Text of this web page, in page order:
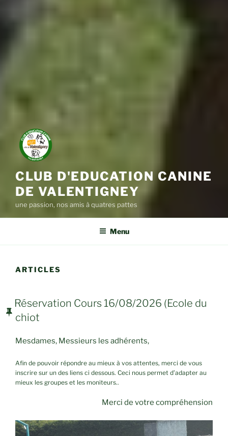
CLUB D'EDUCATION CANINE
DE VALENTIGNEY
une passion, nos amis à quatres pattes
Menu
ARTICLES
PUBLIÉ
LE
Réservation Cours 16/08/2026 (Ecole du
chiot
Mesdames, Messieurs les adhérents,
Afin de pouvoir répondre au mieux à vos attentes, merci de vous
inscrire sur un des liens ci dessous. Ceci nous permet d’adapter au
mieux les groupes et les moniteurs..
Merci de votre compréhension